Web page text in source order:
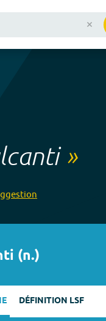
»
(n.)
DÉFINITION LSF